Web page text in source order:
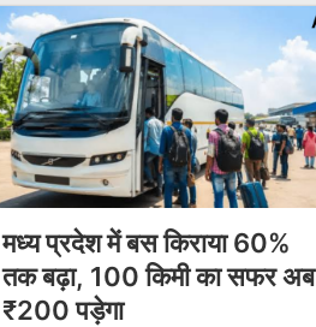
मध्य प्रदेश में बस किराया 60%
तक बढ़ा, 100 किमी का सफर अब
₹200 पड़ेगा